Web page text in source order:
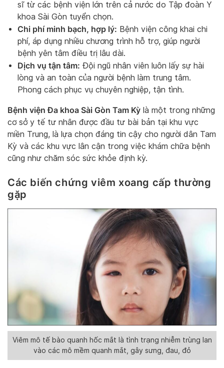
sĩ từ các bệnh viện lớn trên cả nước do Tập đoàn Y
khoa Sài Gòn tuyển chọn.
Chi phí minh bạch, hợp lý: Bệnh viện công khai chi
phí, áp dụng nhiều chương trình hỗ trợ, giúp người
bệnh yên tâm điều trị lâu dài.
Dịch vụ tận tâm: Đội ngũ nhân viên luôn lấy sự hài
lòng và an toàn của người bệnh làm trung tâm.
Phong cách phục vụ chuyên nghiệp, tận tình.
Bệnh viện Đa khoa Sài Gòn Tam Kỳ là một trong những
cơ sở y tế tư nhân được đầu tư bài bản tại khu vực
miền Trung, là lựa chọn đáng tin cậy cho người dân Tam
Kỳ và các khu vực lân cận trong việc khám chữa bệnh
cũng như chăm sóc sức khỏe định kỳ.
Các biến chứng viêm xoang cấp thường
gặp
Viêm mô tế bào quanh hốc mắt là tình trạng nhiễm trùng lan
vào các mô mềm quanh mắt, gây sưng, đau, đỏ